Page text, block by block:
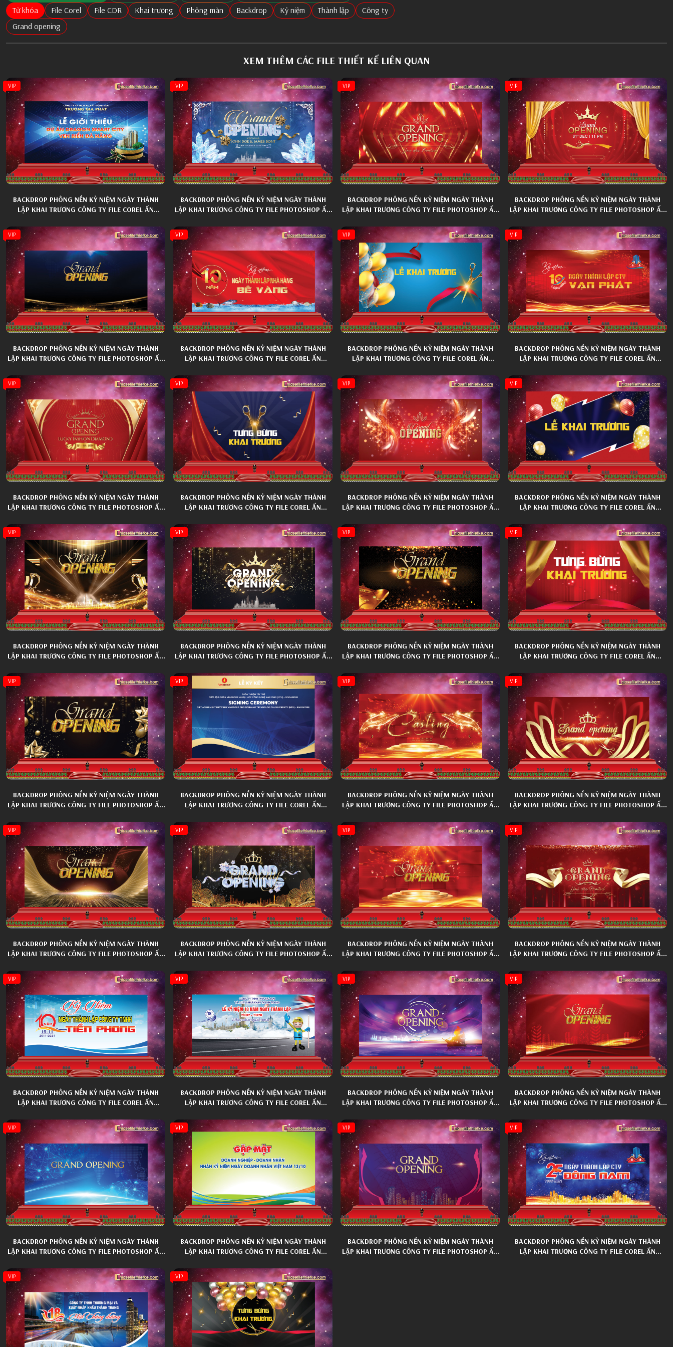
Từ khóa
File Corel File CDR Khai trương Phông màn Backdrop Kỷ niệm Thành lập
Công ty
Grand opening
XEM THÊM CÁC FILE THIẾT KẾ LIÊN QUAN
VIP
BACKDROP PHÔNG NỀN KỶ NIỆM NGÀY THÀNH
LẬP KHAI TRƯƠNG CÔNG TY FILE COREL ẤN
VIP
BACKDROP PHÔNG NỀN KỶ NIỆM NGÀY THÀNH
LẬP KHAI TRƯƠNG CÔNG TY FILE PHOTOSHOP ẤN
VIP
BACKDROP PHÔNG NỀN KỶ NIỆM NGÀY THÀNH
LẬP KHAI TRƯƠNG CÔNG TY FILE PHOTOSHOP ẤN
VIP
BACKDROP PHÔNG NỀN KỶ NIỆM NGÀY THÀNH
LẬP KHAI TRƯƠNG CÔNG TY FILE PHOTOSHOP ẤN
VIP
BACKDROP PHÔNG NỀN KỶ NIỆM NGÀY THÀNH
LẬP KHAI TRƯƠNG CÔNG TY FILE PHOTOSHOP ẤN
VIP
BACKDROP PHÔNG NỀN KỶ NIỆM NGÀY THÀNH
LẬP KHAI TRƯƠNG CÔNG TY FILE COREL ẤN
VIP
BACKDROP PHÔNG NỀN KỶ NIỆM NGÀY THÀNH
LẬP KHAI TRƯƠNG CÔNG TY FILE COREL ẤN
VIP
BACKDROP PHÔNG NỀN KỶ NIỆM NGÀY THÀNH
LẬP KHAI TRƯƠNG CÔNG TY FILE COREL ẤN
VIP
BACKDROP PHÔNG NỀN KỶ NIỆM NGÀY THÀNH
LẬP KHAI TRƯƠNG CÔNG TY FILE PHOTOSHOP ẤN
VIP
BACKDROP PHÔNG NỀN KỶ NIỆM NGÀY THÀNH
LẬP KHAI TRƯƠNG CÔNG TY FILE COREL ẤN
VIP
BACKDROP PHÔNG NỀN KỶ NIỆM NGÀY THÀNH
LẬP KHAI TRƯƠNG CÔNG TY FILE PHOTOSHOP ẤN
VIP
BACKDROP PHÔNG NỀN KỶ NIỆM NGÀY THÀNH
LẬP KHAI TRƯƠNG CÔNG TY FILE COREL ẤN
VIP
BACKDROP PHÔNG NỀN KỶ NIỆM NGÀY THÀNH
LẬP KHAI TRƯƠNG CÔNG TY FILE PHOTOSHOP ẤN
VIP
BACKDROP PHÔNG NỀN KỶ NIỆM NGÀY THÀNH
LẬP KHAI TRƯƠNG CÔNG TY FILE PHOTOSHOP ẤN
VIP
BACKDROP PHÔNG NỀN KỶ NIỆM NGÀY THÀNH
LẬP KHAI TRƯƠNG CÔNG TY FILE PHOTOSHOP ẤN
VIP
BACKDROP PHÔNG NỀN KỶ NIỆM NGÀY THÀNH
LẬP KHAI TRƯƠNG CÔNG TY FILE COREL ẤN
VIP
BACKDROP PHÔNG NỀN KỶ NIỆM NGÀY THÀNH
LẬP KHAI TRƯƠNG CÔNG TY FILE PHOTOSHOP ẤN
VIP
BACKDROP PHÔNG NỀN KỶ NIỆM NGÀY THÀNH
LẬP KHAI TRƯƠNG CÔNG TY FILE COREL ẤN
VIP
BACKDROP PHÔNG NỀN KỶ NIỆM NGÀY THÀNH
LẬP KHAI TRƯƠNG CÔNG TY FILE PHOTOSHOP ẤN
VIP
BACKDROP PHÔNG NỀN KỶ NIỆM NGÀY THÀNH
LẬP KHAI TRƯƠNG CÔNG TY FILE PHOTOSHOP ẤN
VIP
BACKDROP PHÔNG NỀN KỶ NIỆM NGÀY THÀNH
LẬP KHAI TRƯƠNG CÔNG TY FILE PHOTOSHOP ẤN
VIP
BACKDROP PHÔNG NỀN KỶ NIỆM NGÀY THÀNH
LẬP KHAI TRƯƠNG CÔNG TY FILE PHOTOSHOP ẤN
VIP
BACKDROP PHÔNG NỀN KỶ NIỆM NGÀY THÀNH
LẬP KHAI TRƯƠNG CÔNG TY FILE PHOTOSHOP ẤN
VIP
BACKDROP PHÔNG NỀN KỶ NIỆM NGÀY THÀNH
LẬP KHAI TRƯƠNG CÔNG TY FILE PHOTOSHOP ẤN
VIP
BACKDROP PHÔNG NỀN KỶ NIỆM NGÀY THÀNH
LẬP KHAI TRƯƠNG CÔNG TY FILE COREL ẤN
VIP
BACKDROP PHÔNG NỀN KỶ NIỆM NGÀY THÀNH
LẬP KHAI TRƯƠNG CÔNG TY FILE COREL ẤN
VIP
BACKDROP PHÔNG NỀN KỶ NIỆM NGÀY THÀNH
LẬP KHAI TRƯƠNG CÔNG TY FILE PHOTOSHOP ẤN
VIP
BACKDROP PHÔNG NỀN KỶ NIỆM NGÀY THÀNH
LẬP KHAI TRƯƠNG CÔNG TY FILE PHOTOSHOP ẤN
VIP
BACKDROP PHÔNG NỀN KỶ NIỆM NGÀY THÀNH
LẬP KHAI TRƯƠNG CÔNG TY FILE PHOTOSHOP ẤN
VIP
BACKDROP PHÔNG NỀN KỶ NIỆM NGÀY THÀNH
LẬP KHAI TRƯƠNG CÔNG TY FILE COREL ẤN
VIP
BACKDROP PHÔNG NỀN KỶ NIỆM NGÀY THÀNH
LẬP KHAI TRƯƠNG CÔNG TY FILE PHOTOSHOP ẤN
VIP
BACKDROP PHÔNG NỀN KỶ NIỆM NGÀY THÀNH
LẬP KHAI TRƯƠNG CÔNG TY FILE COREL ẤN
VIP VIP